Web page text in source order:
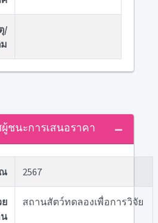
/
ชนะการเสนอราคา
2567
สถานสัตว์ทดลองเพื่อการวิจัย